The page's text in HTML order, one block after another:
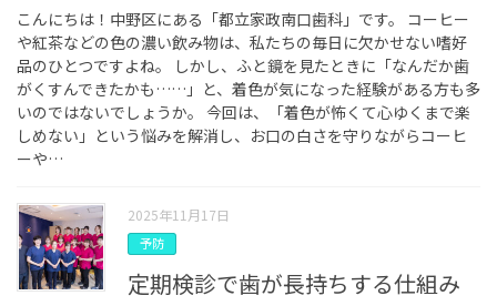
こんにちは！中野区にある「都立家政南口歯科」です。 コーヒー
や紅茶などの色の濃い飲み物は、私たちの毎日に欠かせない嗜好
品のひとつですよね。 しかし、ふと鏡を見たときに「なんだか歯
がくすんできたかも……」と、着色が気になった経験がある方も多
いのではないでしょうか。 今回は、「着色が怖くて心ゆくまで楽
しめない」という悩みを解消し、お口の白さを守りながらコーヒ
ーや…
2025年11月17日
予防
定期検診で歯が長持ちする仕組み